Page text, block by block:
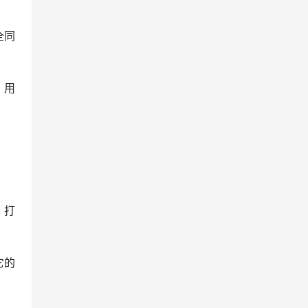
同
打
的